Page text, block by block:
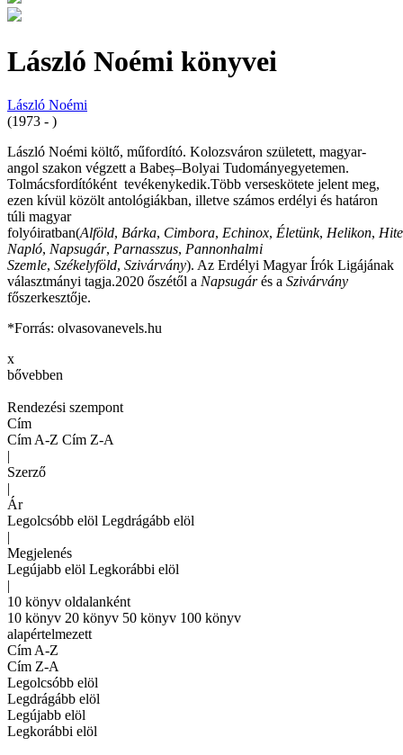
László Noémi könyvei
László Noémi
(1973 - )
László Noémi költő, műfordító. Kolozsváron született, magyar-
angol szakon végzett a Babeș–Bolyai Tudományegyetemen.
Tolmácsfordítóként tevékenykedik.Több verseskötete jelent meg,
ezen kívül közölt antológiákban, illetve számos erdélyi és határon
túli magyar
folyóiratban(Alföld, Bárka, Cimbora, Echinox, Életünk, Helikon,
Napló, Napsugár, Parnasszus, Pannonhalmi
Szemle, Székelyföld, Szivárvány). Az Erdélyi Magyar Írók Ligájának
választmányi tagja.2020 őszétől a Napsugárés a Szivárvány
főszerkesztője.
*Forrás: olvasovanevels.hu
x
bővebben
Rendezési szempont
Cím
Cím A-Z Cím Z-A
|
Szerző
|
Ár
Legolcsóbb elöl Legdrágább elöl
|
Megjelenés
Legújabb elöl Legkorábbi elöl
|
10 könyv oldalanként
10 könyv 20 könyv 50 könyv 100 könyv
alapértelmezett
Cím A-Z
Cím Z-A
Legolcsóbb elöl
Legdrágább elöl
Legújabb elöl
Legkorábbi elöl